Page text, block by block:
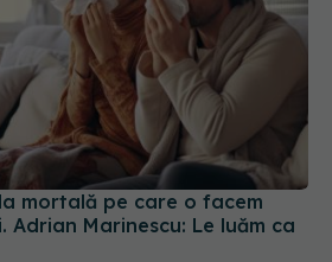
Adrian Marinescu: Le luăm ca